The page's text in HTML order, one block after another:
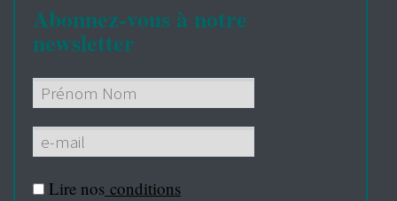
Abonnez-vous à notre
newsletter
Lire nos conditions